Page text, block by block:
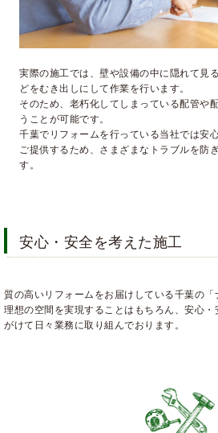
実際の施工では、壁や設備の中に隠れて見
どをむき出しにして作業を行います。
そのため、老朽化してしまっている配管や
うことが可能です。
千葉でリフォームを行っている当社では安
ご提供するため、さまざまなトラブルを防
す。
安心・安全を考えた施工
質の高いリフォームをお届けしている千葉の「
理想の空間を実現することはもちろん、安心
がけて日々業務に取り組んでおります。